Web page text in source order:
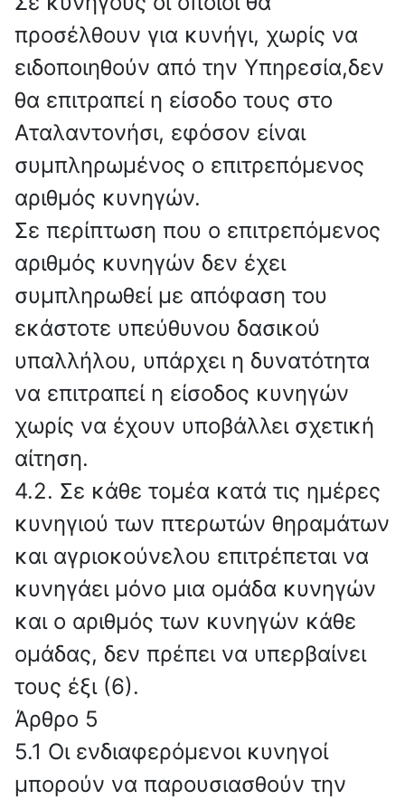
προσέλθουν για κυνήγι, χωρίς να
ειδοποιηθούν από την Υπηρεσία,δεν
θα επιτραπεί η είσοδο τους στο
Αταλαντονήσι, εφόσον είναι
συμπληρωμένος ο επιτρεπόμενος
αριθμός κυνηγών.
Σε περίπτωση που ο επιτρεπόμενος
αριθμός κυνηγών δεν έχει
συμπληρωθεί με απόφαση του
εκάστοτε υπεύθυνου δασικού
υπαλλήλου, υπάρχει η δυνατότητα
να επιτραπεί η είσοδος κυνηγών
χωρίς να έχουν υποβάλλει σχετική
αίτηση.
4.2. Σε κάθε τομέα κατά τις ημέρες
κυνηγιού των πτερωτών θηραμάτων
και αγριοκούνελου επιτρέπεται να
κυνηγάει μόνο μια ομάδα κυνηγών
και ο αριθμός των κυνηγών κάθε
ομάδας, δεν πρέπει να υπερβαίνει
τους έξι (6).
Άρθρο 5
5.1 Οι ενδιαφερόμενοι κυνηγοί
μπορούν να παρουσιασθούν την